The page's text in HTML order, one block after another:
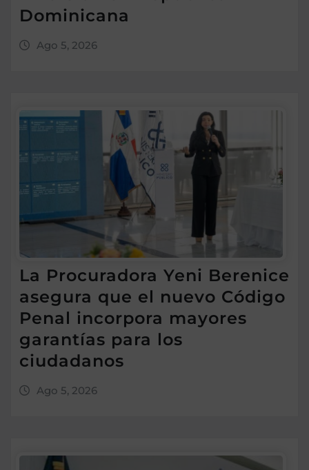
Dominicana
Ago 5, 2026
La Procuradora Yeni Berenice
asegura que el nuevo Código
Penal incorpora mayores
garantías para los
ciudadanos
Ago 5, 2026